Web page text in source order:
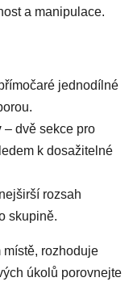
a manipulace.
jednodílné
– dvě sekce pro
k dosažitelné
rozsah
skupině.
místě, rozhoduje
úkolů porovnejte